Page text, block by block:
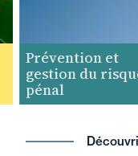
Prévention et
gestion du risque
pénal